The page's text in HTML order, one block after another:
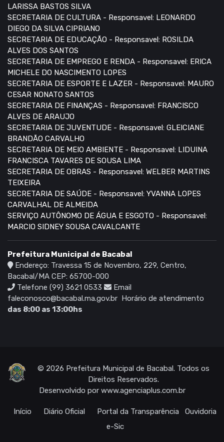
LARISSA BASTOS SILVA
SECRETARIA DE CULTURA - Responsavel: LEONARDO
DIEGO DA SILVA CIPRIANO
SECRETARIA DE EDUCAÇÃO - Responsavel: ROSILDA
ALVES DOS SANTOS
SECRETARIA DE EMPREGO E RENDA - Responsavel: ERICA
MICHELE DO NASCIMENTO LOPES
SECRETARIA DE ESPORTE E LAZER - Responsavel: MAURO
CESAR NONATO SANTOS
SECRETARIA DE FINANÇAS - Responsavel: FRANCISCO
ALVES DE ARAUJO
SECRETARIA DE JUVENTUDE - Responsavel: GLEICIANE
BRANDÃO CARVALHO
SECRETARIA DE MEIO AMBIENTE - Responsavel: LIDUINA
FRANCISCA TAVARES DE SOUSA LIMA
SECRETARIA DE OBRAS - Responsavel: WELBER MARTINS
TEIXEIRA
SECRETARIA DE SAÚDE - Responsavel: YVANNA LOPES
CARVALHAL DE ALMEIDA
SERVIÇO AUTÔNOMO DE ÁGUA E ESGOTO - Responsavel:
MARCIO SIDNEY SOUSA CAVALCANTE
Prefeitura Municipal de Bacabal
Endereço: Travessa 15 de Novembro, 229, Centro,
Bacabal/MA CEP: 65700-000
Telefone (99) 3621 0533
Email
faleconosco@bacabal.ma.gov.br
Horário de atendimento
das 8:00 as 13:00hs
© 2026 Prefeitura Municipal de Bacabal. Todos os
Direitos Reservados.
Desenvolvido por www.agenciaplus.com.br
Início Diário Oficial Portal da Transparência
Ouvidoria
e-Sic